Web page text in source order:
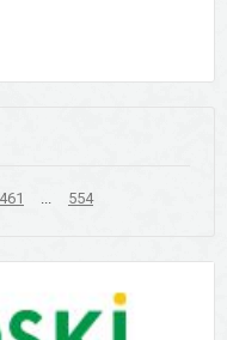
Strona
461 Strona
554